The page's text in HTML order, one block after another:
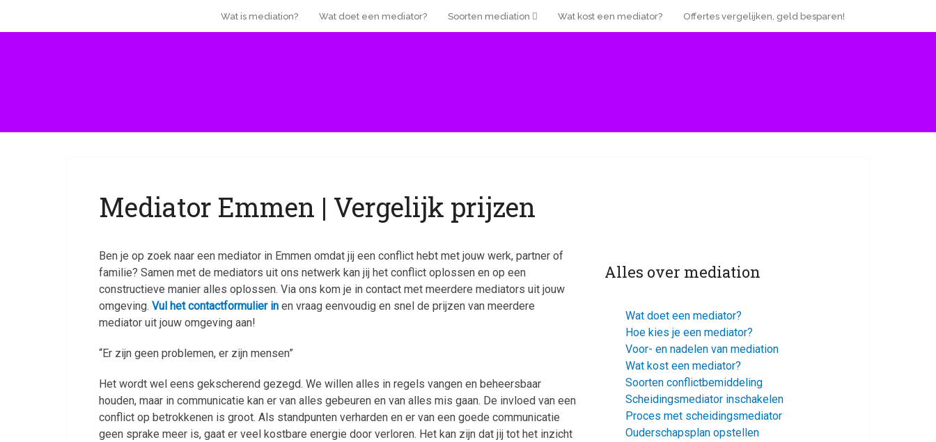
Wat is mediation? Wat doet een mediator? Soorten mediation Wat kost een mediator? Offertes vergelijken, geld besparen!
Mediator Emmen | Vergelijk prijzen
Ben je op zoek naar een mediator in Emmen omdat jij een conflict hebt met jouw werk, partner of
familie? Samen met de mediators uit ons netwerk kan jij het conflict oplossen en op een
constructieve manier alles oplossen. Via ons kom je in contact met meerdere mediators uit jouw
omgeving.Vul het contactformulier in en vraag eenvoudig en snel de prijzen van meerdere
mediator uit jouw omgeving aan!
“Er zijn geen problemen, er zijn mensen”
Het wordt wel eens gekscherend gezegd. We willen alles in regels vangen en beheersbaar
houden, maar in communicatie kan er van alles gebeuren en van alles mis gaan. De invloed van een
conflict op betrokkenen is groot. Als standpunten verharden en er van een goede communicatie
geen sprake meer is, gaat er veel kostbare energie door verloren. Het kan zijn dat jij tot het inzicht
Alles over mediation
Wat doet een mediator?
Hoe kies je een mediator?
Voor- en nadelen van mediation
Wat kost een mediator?
Soorten conflictbemiddeling
Scheidingsmediator inschakelen
Proces met scheidingsmediator
Ouderschapsplan opstellen